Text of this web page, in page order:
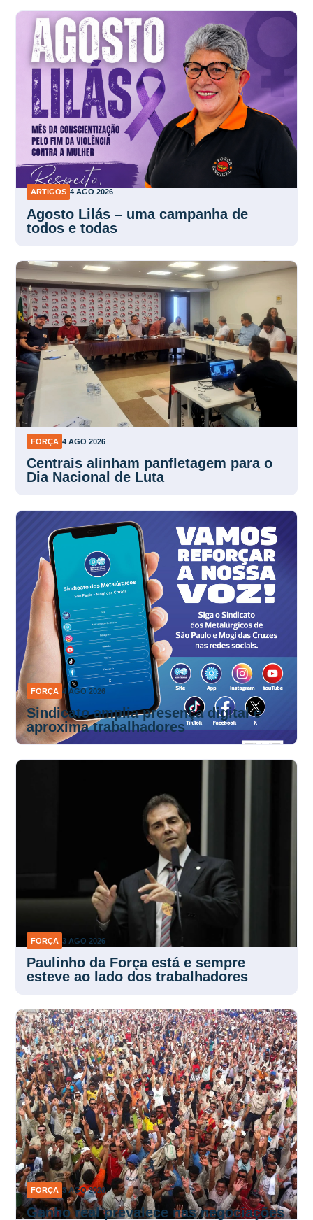
ARTIGOS 4 AGO 2026
Agosto Lilás – uma campanha de
todos e todas
FORÇA 4 AGO 2026
Centrais alinham panfletagem para o
Dia Nacional de Luta
FORÇA 4 AGO 2026
Sindicato amplia presença digital e
aproxima trabalhadores
FORÇA 3 AGO 2026
Paulinho da Força está e sempre
esteve ao lado dos trabalhadores
FORÇA 3 AGO 2026
Ganho real prevalece nas negociações